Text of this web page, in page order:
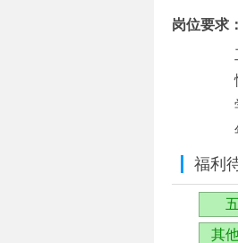
岗位要求：
福利
其